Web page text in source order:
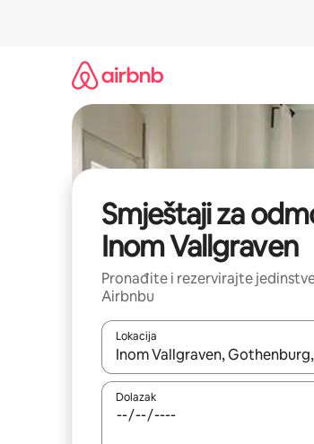
Smještaji za
Inom Vallgraven
Pronađite i rezervirajte
Airbnbu
Lokacija
Kada budu dostupni rezultati,
Dolazak